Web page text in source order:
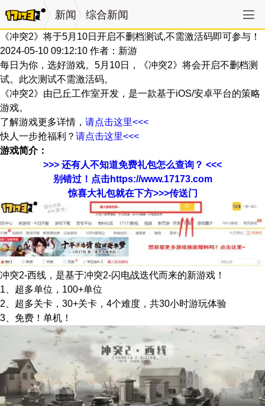
新闻 综合新闻
《冲突2》将于5月10日开启不删档测试,不需激活码即可参与！
2024-05-10 09:12:10 作者：新游
每日为你，选好游戏。5月10日，《冲突2》将会开启不删档测
试。此次测试不需激活码。
《冲突2》由已丘工作室开发，是一款基于iOS/安卓平台的策略
游戏。
了解游戏更多详情， 请点击这里<<<
快人一步抢福利？ 请点击这里<<<
游戏简介：
>>> 还有人不知道免费礼包怎么查询？ <<<
别错过！点击https://www.17173.com
惊喜大礼包就在下方>>>传送门
冲突2-西线，是基于冲突2-闪电战迭代而来的新游戏！
1、超多单位，100+单位
2、超多关卡，30+关卡，4个难度，共30小时游玩体验
3、免费！单机！